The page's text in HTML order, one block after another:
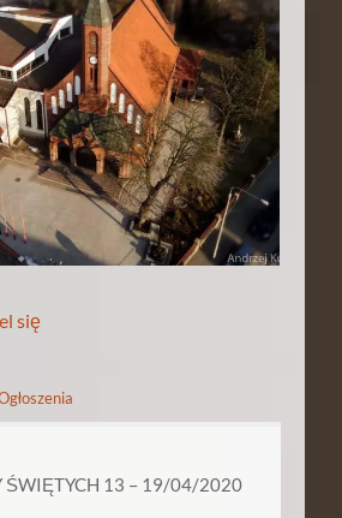
się
ŚWIĘTYCH 13 – 19/04/2020